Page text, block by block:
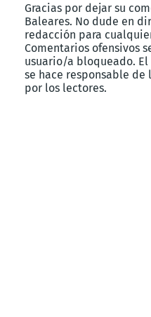
Gracias por dejar su
Baleares. No dude en
redacción para
Comentarios ofensivos
usuario/a bloqueado.
se hace responsable
por los lectores.